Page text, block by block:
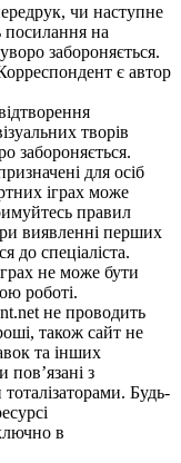
чи наступне
посилання на
забороняється.
є автор
творів
забороняється.
для осіб
іграх може
правил
виявленні перших
до спеціаліста.
не може бути
роботі.
не проводить
також сайт не
та інших
пов’язані з
Будь-
в